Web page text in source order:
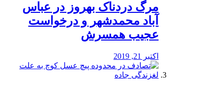
مرگ دردناک بهروز در عباس
آباد محمدشهر و درخواست
عجیب همسرش
اکتبر 21, 2019